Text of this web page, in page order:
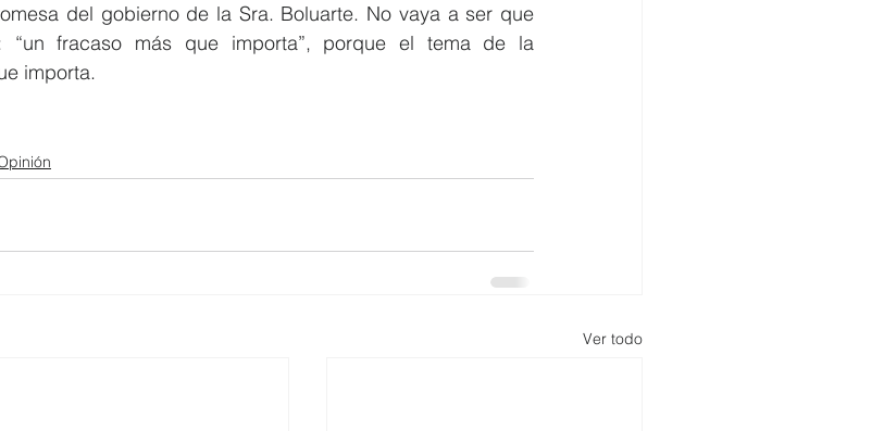
del gobierno de la Sra. Boluarte. No vaya a ser que
“un fracaso más que importa”, porque el tema de la
importa.
Ver todo